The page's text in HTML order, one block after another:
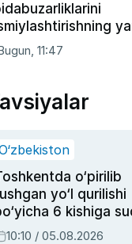
taklif qildi
11:47
o‘pirilib
yo‘l qurilishi
6 kishiga
o‘qildi
10:10 / 05.08.2026